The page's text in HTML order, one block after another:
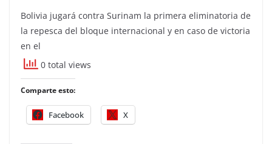
Bolivia jugará contra Surinam la primera eliminatoria de
la repesca del bloque internacional y en caso de victoria
en el
0 total views
Comparte esto:
Facebook X